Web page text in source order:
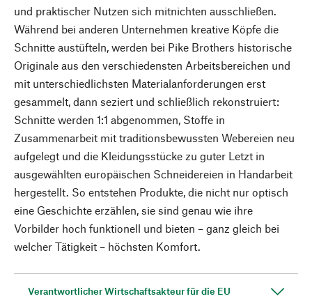
und praktischer Nutzen sich mitnichten ausschließen.
Während bei anderen Unternehmen kreative Köpfe die
Schnitte austüfteln, werden bei Pike Brothers historische
Originale aus den verschiedensten Arbeitsbereichen und
mit unterschiedlichsten Materialanforderungen erst
gesammelt, dann seziert und schließlich rekonstruiert:
Schnitte werden 1:1 abgenommen, Stoffe in
Zusammenarbeit mit traditionsbewussten Webereien neu
aufgelegt und die Kleidungsstücke zu guter Letzt in
ausgewählten europäischen Schneidereien in Handarbeit
hergestellt. So entstehen Produkte, die nicht nur optisch
eine Geschichte erzählen, sie sind genau wie ihre
Vorbilder hoch funktionell und bieten – ganz gleich bei
welcher Tätigkeit – höchsten Komfort.
Verantwortlicher Wirtschaftsakteur für die EU